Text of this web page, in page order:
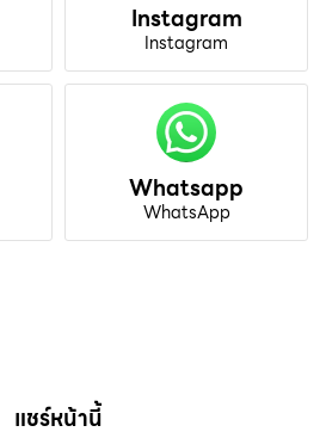
Instagram
Instagram
Whatsapp
WhatsApp
แชร์หน้านี้